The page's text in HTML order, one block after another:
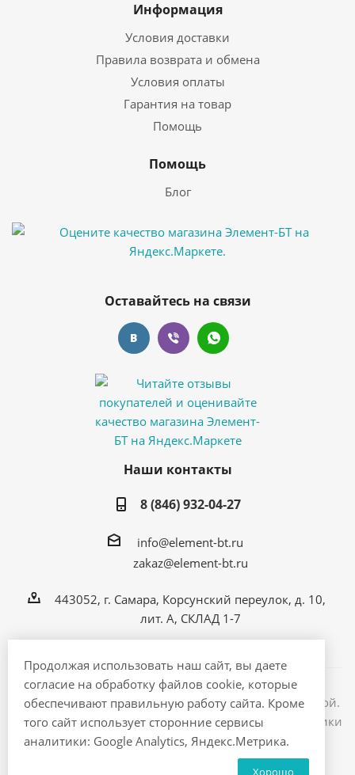
Продолжая использовать наш сайт, вы даете
согласие на обработку файлов cookie, которые
обеспечивают правильную работу сайта. Кроме
того сайт использует сторонние сервисы
аналитики: Google Analytics, Яндекс.Метрика.
Хорошо
Информация
Условия доставки
Правила возврата и обмена
Условия оплаты
Гарантия на товар
Помощь
Помощь
Блог
Оставайтесь на связи
Наши контакты
8 (846) 932-04-27
info@element-bt.ru
zakaz@element-bt.ru
443052, г. Самара, Корсунский переулок, д. 10,
лит. А, СКЛАД 1-7
Информация на сайте не является публичной офертой.
2026 © ЭлементБТ - интернет магазин бытовой техники
и электроники